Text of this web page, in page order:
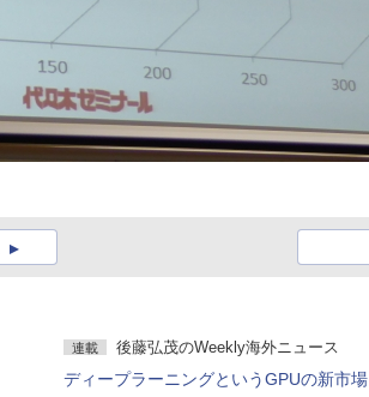
連載 後藤弘茂のWeekly海外ニュース
ディープラーニングというGPUの新市場